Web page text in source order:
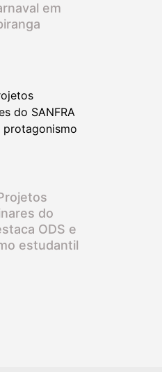
em
do
ODS e
estudantil